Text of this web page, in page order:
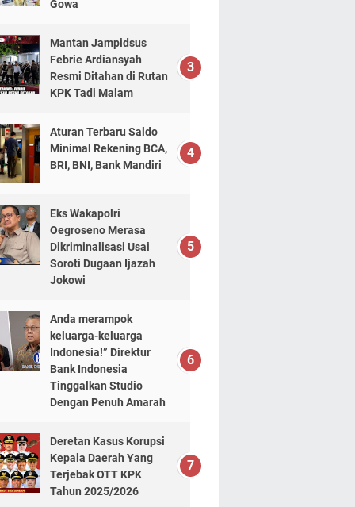
Gowa
Mantan Jampidsus
Febrie Ardiansyah
Resmi Ditahan di Rutan
KPK Tadi Malam
Aturan Terbaru Saldo
Minimal Rekening BCA,
BRI, BNI, Bank Mandiri
Eks Wakapolri
Oegroseno Merasa
Dikriminalisasi Usai
Soroti Dugaan Ijazah
Jokowi
Anda merampok
keluarga-keluarga
Indonesia!” Direktur
Bank Indonesia
Tinggalkan Studio
Dengan Penuh Amarah
Deretan Kasus Korupsi
Kepala Daerah Yang
Terjebak OTT KPK
Tahun 2025/2026